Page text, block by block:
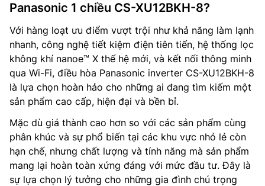
Panasonic 1 chiều CS-XU12BKH-8?
Với hàng loạt ưu điểm vượt trội như khả năng làm lạnh
nhanh, công nghệ tiết kiệm điện tiên tiến, hệ thống lọc
không khí nanoe™ X thế hệ mới, và kết nối thông minh
qua Wi-Fi, điều hòa Panasonic inverter CS-XU12BKH-8
là lựa chọn hoàn hảo cho những ai đang tìm kiếm một
sản phẩm cao cấp, hiện đại và bền bỉ.
Mặc dù giá thành cao hơn so với các sản phẩm cùng
phân khúc và sự phổ biến tại các khu vực nhỏ lẻ còn
hạn chế, nhưng chất lượng và tính năng mà sản phẩm
mang lại hoàn toàn xứng đáng với mức đầu tư. Đây là
sự lựa chọn lý tưởng cho những gia đình chú trọng